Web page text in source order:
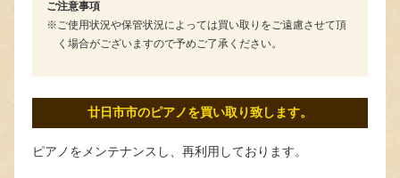
ご注意事項
ご使用状況や保管状況によっては買い取りをご遠慮させて頂
く場合がございますので予めご了承ください。
廿日市市のピアノを買い取り致します。
ピアノをメンテナンスし、再利用しております。